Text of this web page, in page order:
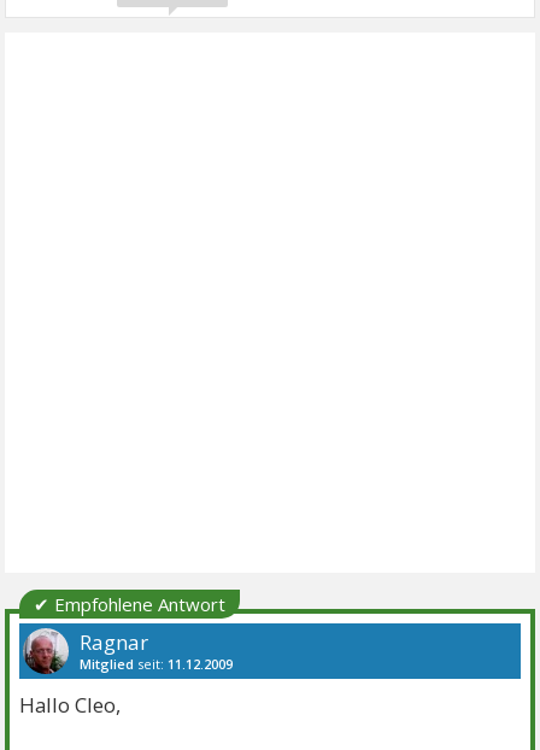
✔ Empfohlene Antwort
Ragnar
Mitglied seit: 11.12.2009
Hallo Cleo,